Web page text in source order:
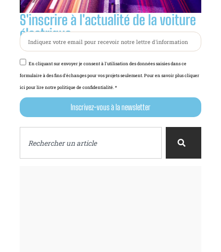
S'inscrire à l'actualité de la voiture
électrique :
En cliquant sur envoyer je consent à l'utilisation des données saisies dans ce
formulaire à des fins d'échanges pour vos projets seulement. Pour en savoir plus cliquer
ici pour lire notre politique de confidentialité. *
Inscrivez-vous à la newsletter